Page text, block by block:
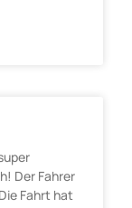
Der Fahrer
Fahrt hat